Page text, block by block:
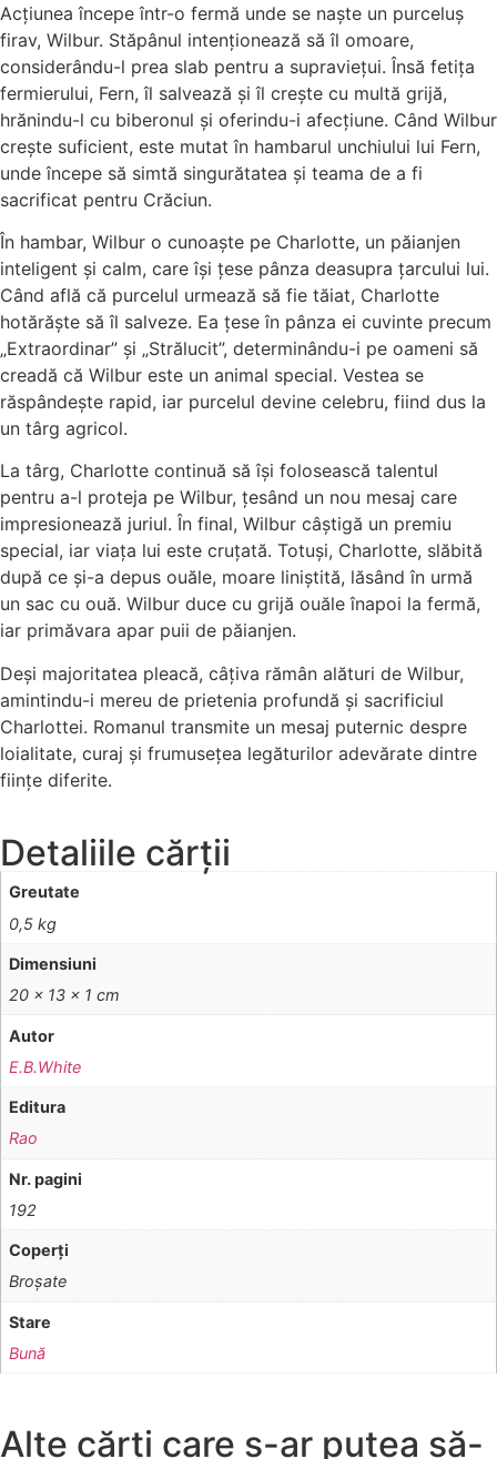
Acțiunea începe într-o fermă unde se naște un purceluș
firav, Wilbur. Stăpânul intenționează să îl omoare,
considerându-l prea slab pentru a supraviețui. Însă fetița
fermierului, Fern, îl salvează și îl crește cu multă grijă,
hrănindu-l cu biberonul și oferindu-i afecțiune. Când Wilbur
crește suficient, este mutat în hambarul unchiului lui Fern,
unde începe să simtă singurătatea și teama de a fi
sacrificat pentru Crăciun.
În hambar, Wilbur o cunoaște pe Charlotte, un păianjen
inteligent și calm, care își țese pânza deasupra țarcului lui.
Când află că purcelul urmează să fie tăiat, Charlotte
hotărăște să îl salveze. Ea țese în pânza ei cuvinte precum
„Extraordinar” și „Strălucit”, determinându-i pe oameni să
creadă că Wilbur este un animal special. Vestea se
răspândește rapid, iar purcelul devine celebru, fiind dus la
un târg agricol.
La târg, Charlotte continuă să își folosească talentul
pentru a-l proteja pe Wilbur, țesând un nou mesaj care
impresionează juriul. În final, Wilbur câștigă un premiu
special, iar viața lui este cruțată. Totuși, Charlotte, slăbită
după ce și-a depus ouăle, moare liniștită, lăsând în urmă
un sac cu ouă. Wilbur duce cu grijă ouăle înapoi la fermă,
iar primăvara apar puii de păianjen.
Deși majoritatea pleacă, câțiva rămân alături de Wilbur,
amintindu-i mereu de prietenia profundă și sacrificiul
Charlottei. Romanul transmite un mesaj puternic despre
loialitate, curaj și frumusețea legăturilor adevărate dintre
ființe diferite.
Detaliile cărții
Greutate
0,5 kg
Dimensiuni
20 × 13 × 1 cm
Autor
E.B.White
Editura
Rao
Nr. pagini
192
Coperţi
Broşate
Stare
Bună
Alte cărți care s-ar putea să-